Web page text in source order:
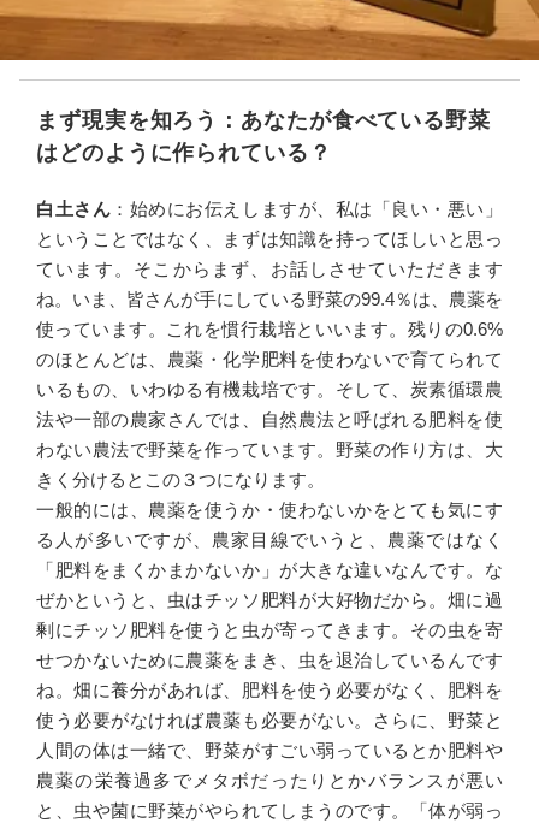
まず現実を知ろう：あなたが食べている野菜
はどのように作られている？
白土さん ：始めにお伝えしますが、私は「良い・悪い」
ということではなく、まずは知識を持ってほしいと思っ
ています。そこからまず、お話しさせていただきます
ね。いま、皆さんが手にしている野菜の99.4％は、農薬を
使っています。これを慣行栽培といいます。残りの0.6%
のほとんどは、農薬・化学肥料を使わないで育てられて
いるもの、いわゆる有機栽培です。そして、炭素循環農
法や一部の農家さんでは、自然農法と呼ばれる肥料を使
わない農法で野菜を作っています。野菜の作り方は、大
きく分けるとこの３つになります。
一般的には、農薬を使うか・使わないかをとても気にす
る人が多いですが、農家目線でいうと、農薬ではなく
「肥料をまくかまかないか」が大きな違いなんです。な
ぜかというと、虫はチッソ肥料が大好物だから。畑に過
剰にチッソ肥料を使うと虫が寄ってきます。その虫を寄
せつかないために農薬をまき、虫を退治しているんです
ね。畑に養分があれば、肥料を使う必要がなく、肥料を
使う必要がなければ農薬も必要がない。さらに、野菜と
人間の体は一緒で、野菜がすごい弱っているとか肥料や
農薬の栄養過多でメタボだったりとかバランスが悪い
と、虫や菌に野菜がやられてしまうのです。「体が弱っ